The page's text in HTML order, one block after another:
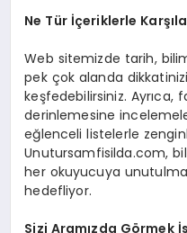
Ne Tür İçeriklerle
Web sitemizde tarih,
pek çok alanda
keşfedebilirsiniz. Ayrıca,
derinlemesine
eğlenceli listelerle
Unutursamfisilda.com,
her okuyucuya
hedefliyor.
Sizi Aramızda Görmek